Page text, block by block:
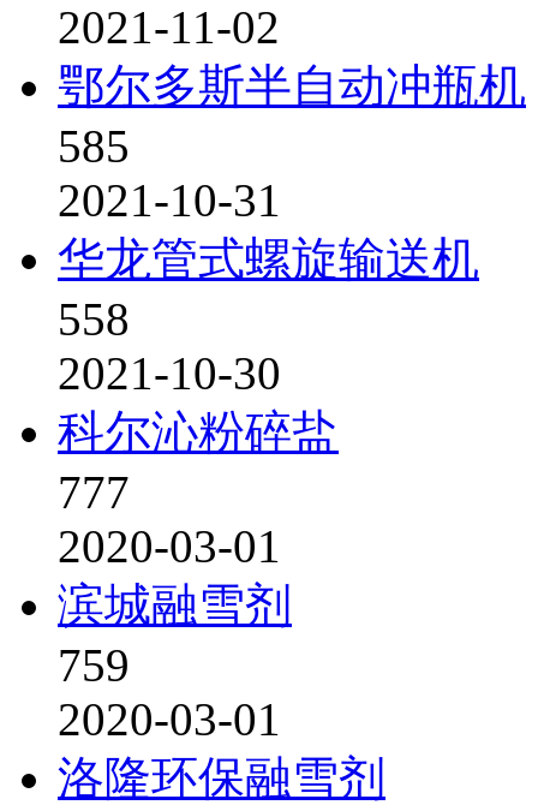
2021-11-02
鄂尔多斯半自动冲瓶机
585
2021-10-31
华龙管式螺旋输送机
558
2021-10-30
科尔沁粉碎盐
777
2020-03-01
滨城融雪剂
759
2020-03-01
洛隆环保融雪剂